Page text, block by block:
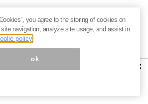
輸入禁止により、2030年までに1億
廃プラが行き場を失う
×
you agree to the storing of cookies on
navigation, analyze site usage, and assist in
policy
ok